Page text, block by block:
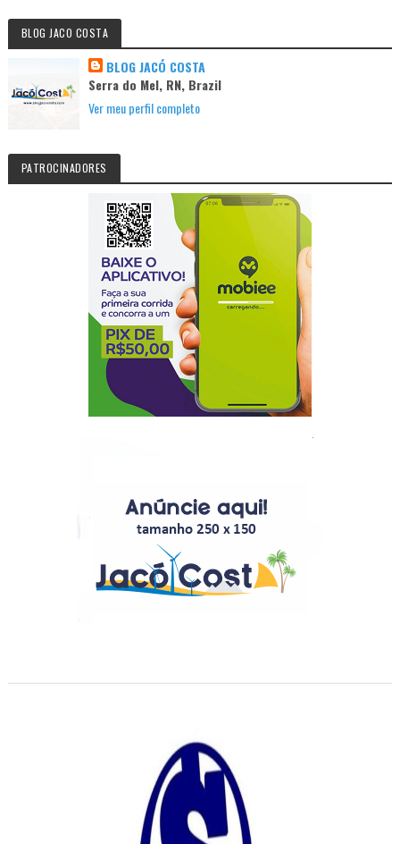
BLOG JACO COSTA
BLOG JACÓ COSTA
Serra do Mel, RN, Brazil
Ver meu perfil completo
PATROCINADORES